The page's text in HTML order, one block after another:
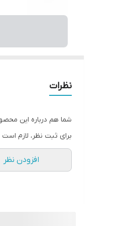
نظرات
شما هم درباره این
برای ثبت نظر، لازم
افزودن نظر